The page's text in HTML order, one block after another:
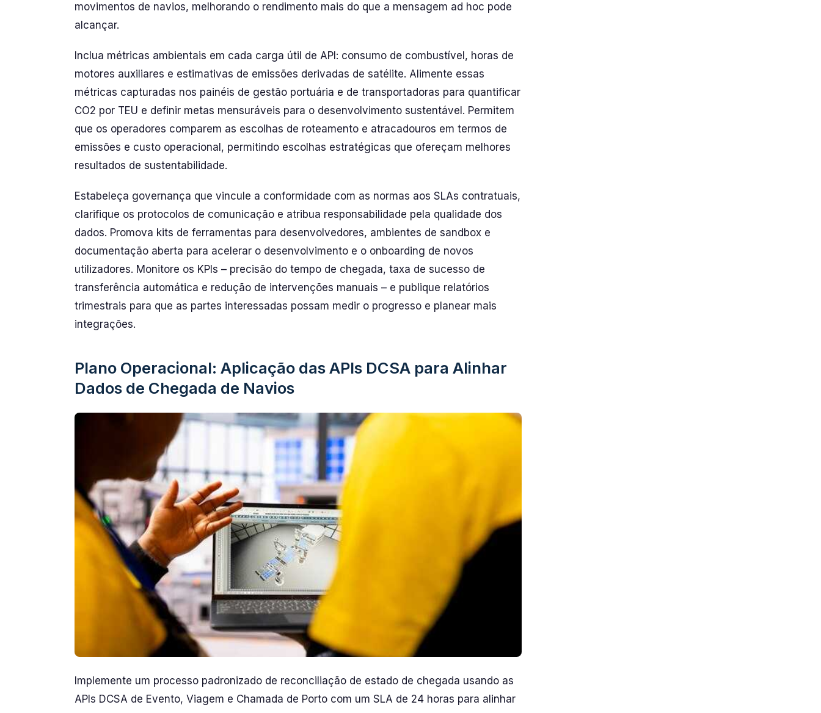
movimentos de navios, melhorando o rendimento mais do que a mensagem ad hoc pode
alcançar.
Inclua métricas ambientais em cada carga útil de API: consumo de combustível, horas de
motores auxiliares e estimativas de emissões derivadas de satélite. Alimente essas
métricas capturadas nos painéis de gestão portuária e de transportadoras para quantificar
CO2 por TEU e definir metas mensuráveis para o desenvolvimento sustentável. Permitem
que os operadores comparem as escolhas de roteamento e atracadouros em termos de
emissões e custo operacional, permitindo escolhas estratégicas que ofereçam melhores
resultados de sustentabilidade.
Estabeleça governança que vincule a conformidade com as normas aos SLAs contratuais,
clarifique os protocolos de comunicação e atribua responsabilidade pela qualidade dos
dados. Promova kits de ferramentas para desenvolvedores, ambientes de sandbox e
documentação aberta para acelerar o desenvolvimento e o onboarding de novos
utilizadores. Monitore os KPIs – precisão do tempo de chegada, taxa de sucesso de
transferência automática e redução de intervenções manuais – e publique relatórios
trimestrais para que as partes interessadas possam medir o progresso e planear mais
integrações.
Plano Operacional: Aplicação das APIs DCSA para Alinhar
Dados de Chegada de Navios
Implemente um processo padronizado de reconciliação de estado de chegada usando as
APIs DCSA de Evento, Viagem e Chamada de Porto com um SLA de 24 horas para alinhar